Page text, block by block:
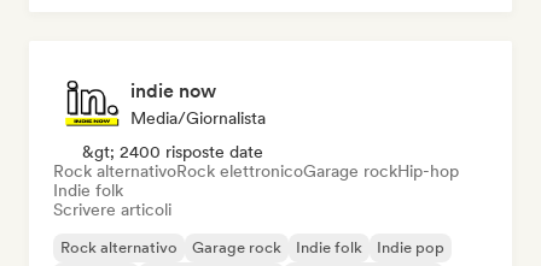
indie now
Media/Giornalista
&gt; 2400 risposte date
Rock alternativoRock elettronicoGarage rockHip-hop
Indie folk
Scrivere articoli
Rock alternativo Garage rock Indie folk
Indie pop